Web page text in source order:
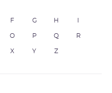
F G H
O P Q R
X Y Z